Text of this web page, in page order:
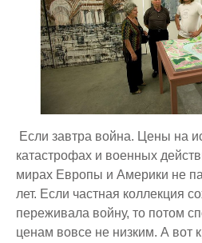
Если завтра война. Цены на
катастрофах и военных
мирах Европы и Америки не
лет. Если частная коллекция
переживала войну, то потом
ценам вовсе не низким. А вот